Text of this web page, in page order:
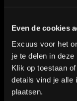
Even de cookies
Excuus voor het
je te delen in deze
Klik op toestaan
details vind je alle
plaatsen.
WhatsApp:06-
KVK nummer: